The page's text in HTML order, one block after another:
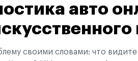
авто
своими словами: что видите